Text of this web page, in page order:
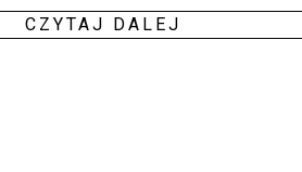
CZY­TAJ DALEJ